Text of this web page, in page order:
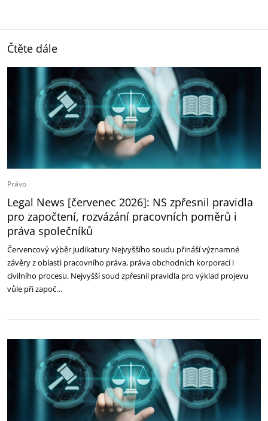
Čtěte dále
Právo
Legal News [červenec 2026]: NS zpřesnil pravidla
pro započtení, rozvázání pracovních poměrů i
práva společníků
Červencový výběr judikatury Nejvyššího soudu přináší významné
závěry z oblasti pracovního práva, práva obchodních korporací i
civilního procesu. Nejvyšší soud zpřesnil pravidla pro výklad projevu
vůle při započ…